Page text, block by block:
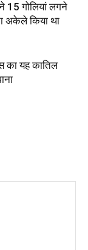
15 गोलियां लगने
अकेले किया था
का यह कातिल